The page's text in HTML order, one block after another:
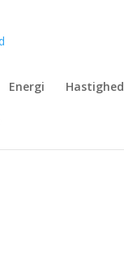
Energi Hastighed